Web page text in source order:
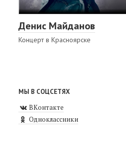
Денис Майданов
Концерт в Красноярске
МЫ В СОЦСЕТЯХ
ВКонтакте
Одноклассники